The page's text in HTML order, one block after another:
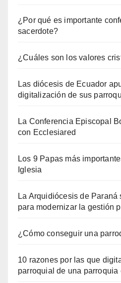
¿Por qué es importante
sacerdote?
¿Cuáles son los valores
Las diócesis de Ecuador
digitalización de sus
La Conferencia Episcopal
con Ecclesiared
Los 9 Papas más
Iglesia
La Arquidiócesis de Paraná
para modernizar la gestión
¿Cómo conseguir una
10 razones por las que
parroquial de una